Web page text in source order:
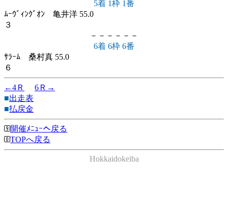
5着 1枠 1番
ﾑｰｳﾞｨﾝｸﾞｵﾝ 亀井洋 55.0
３
－－－－－－
6着 6枠 6番
ｻﾗｰﾑ 桑村真 55.0
６
←4Ｒ
6Ｒ→
■出走表
■払戻金
開催ﾒﾆｭｰへ戻る
TOPへ戻る
Hokkaidokeiba